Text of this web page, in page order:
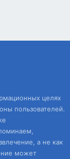
целях
пользователей.
а не как
может